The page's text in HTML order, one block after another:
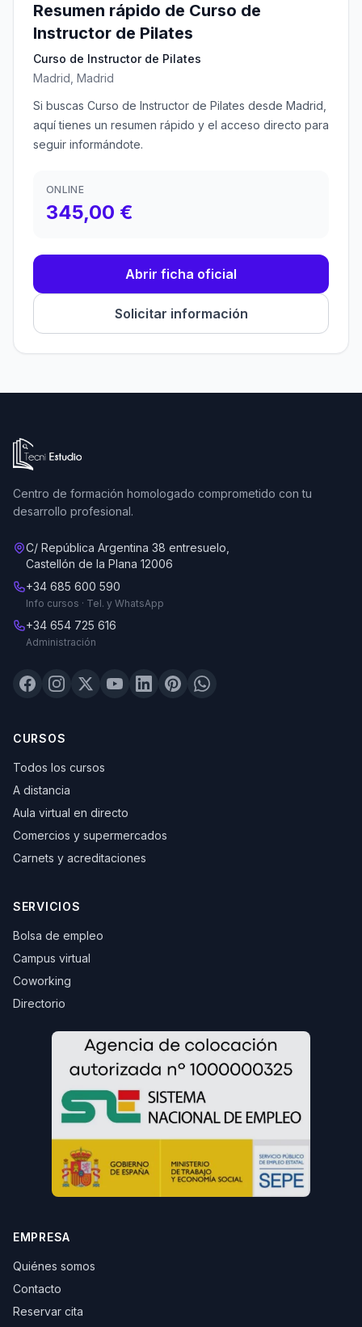
Resumen rápido de Curso de
Instructor de Pilates
Curso de Instructor de Pilates
Madrid, Madrid
Si buscas Curso de Instructor de Pilates desde Madrid,
aquí tienes un resumen rápido y el acceso directo para
seguir informándote.
ONLINE
345,00 €
Abrir ficha oficial
Solicitar información
Ir a la página de inicio de Tecni Estudio
Centro de formación homologado comprometido con tu
desarrollo profesional.
C/ República Argentina 38 entresuelo,
Castellón de la Plana 12006
+34 685 600 590
Info cursos · Tel. y WhatsApp
+34 654 725 616
Administración
CURSOS
Todos los cursos
A distancia
Aula virtual en directo
Comercios y supermercados
Carnets y acreditaciones
SERVICIOS
Bolsa de empleo
Campus virtual
Coworking
Directorio
EMPRESA
Quiénes somos
Contacto
Reservar cita